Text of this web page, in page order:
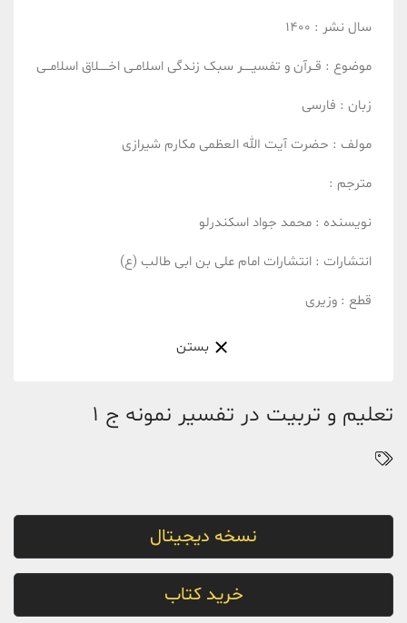
تعلیم و تربیت در تفسیر نمونه ج 1
نسخه دیجیتال
خرید کتاب
سال نشر : 1400
موضوع : قــرآن و تفسیـــــرسبک زندگی اسلامـی اخـــــلاق اسلامــی
زبان : فارسی
مولف : حضرت آیت الله العظمی مکارم شیرازی
مترجم :
نویسنده : محمد جواد اسکندرلو
انتشارات : انتشارات امام علی بن ابی طالب (ع)
قطع : وزیری
بستن